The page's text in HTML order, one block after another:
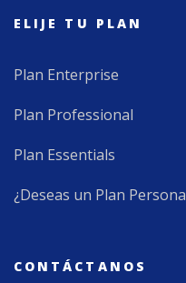
ELIJE TU PLAN
Plan Enterprise
Plan Professional
Plan Essentials
¿Deseas un Plan
CONTÁCTANOS